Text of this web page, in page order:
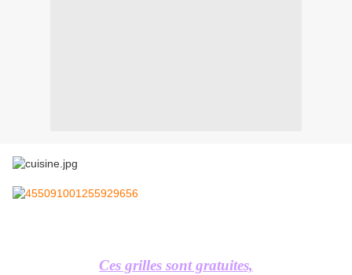
Ces grilles sont gratuites,